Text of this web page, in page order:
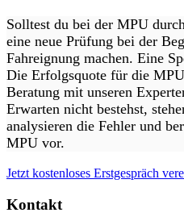
Solltest du bei der MPU
eine neue Prüfung bei der
Fahreignung machen. Eine
Die Erfolgsquote für die
Beratung mit unseren
Erwarten nicht bestehst,
analysieren die Fehler und
MPU vor.
Jetzt kostenloses Erstgespräch
Kontakt